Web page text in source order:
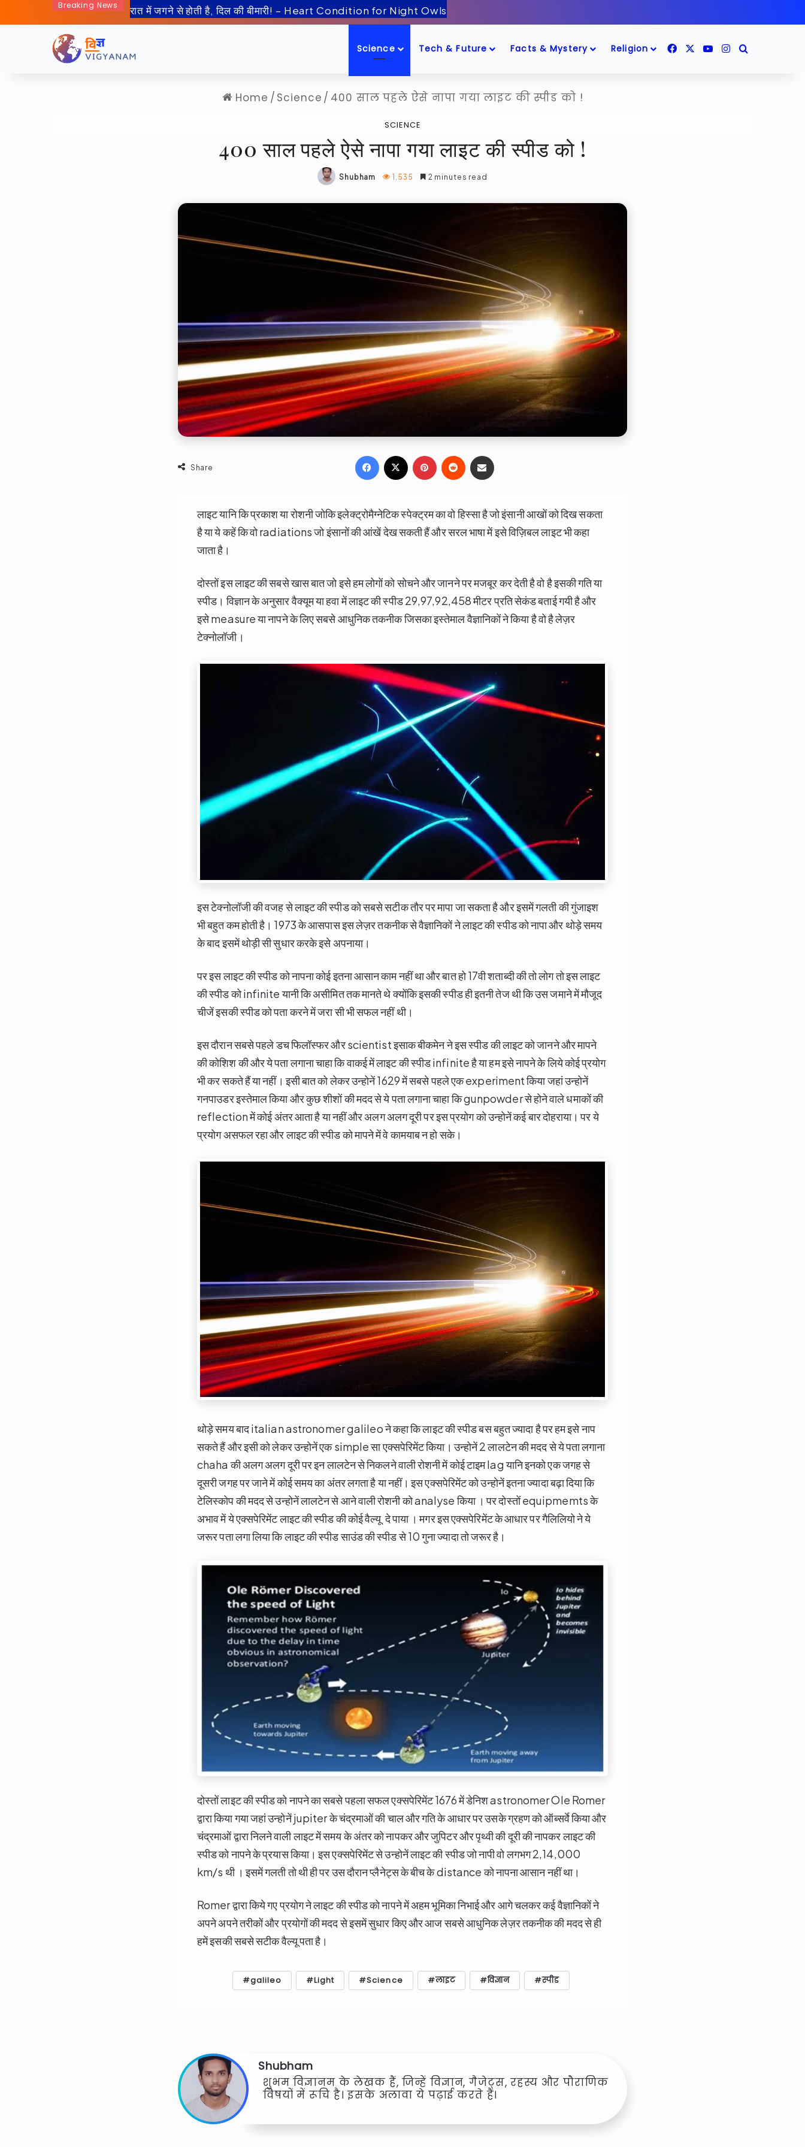
Breaking News 50 साल बाद इंसान जा रहा हैं चाँद के पास! – Artemis-2 Mission Launch
Science Tech & Future Facts & Mystery Religion FacebookYouTubeInstagram
Home / Science / 400 साल पहले ऐसे नापा गया लाइट की स्पीड को !
SCIENCE
400 साल पहले ऐसे नापा गया लाइट की स्पीड को !
Shubham 1,535 2 minutes read
Share
Facebook Pinterest
Reddit
लाइट यानि कि प्रकाश या रोशनी जोकि इलेक्ट्रोमैग्नेटिक स्पेक्ट्रम का वो हिस्सा है जो इंसानी आखों को दिख सकता
है या ये कहें कि वो radiations जो इंसानों की आंखें देख सकती हैं और सरल भाषा में इसे विज़िबल लाइट भी कहा
जाता है।
दोस्तों इस लाइट की सबसे खास बात जो इसे हम लोगों को सोचने और जानने पर मजबूर कर देती है वो है इसकी गति या
स्पीड। विज्ञान के अनुसार वैक्यूम या हवा में लाइट की स्पीड 29,97,92,458 मीटर प्रति सेकंड बताई गयी है और
इसे measure या नापने के लिए सबसे आधुनिक तकनीक जिसका इस्तेमाल वैज्ञानिकों ने किया है वो है लेज़र
टेक्नोलॉजी।
इस टेक्नोलॉजी की वजह से लाइट की स्पीड को सबसे सटीक तौर पर मापा जा सकता है और इसमें गलती की गुंजाइश
भी बहुत कम होती है। 1973 के आसपास इस लेज़र तकनीक से वैज्ञानिकों ने लाइट की स्पीड को नापा और थोड़े समय
के बाद इसमें थोड़ी सी सुधार करके इसे अपनाया।
पर इस लाइट की स्पीड को नापना कोई इतना आसान काम नहीं था और बात हो 17वी शताब्दी की तो लोग तो इस लाइट
की स्पीड को infinite यानी कि असीमित तक मानते थे क्योंकि इसकी स्पीड ही इतनी तेज थी कि उस जमाने में मौजूद
चीजें इसकी स्पीड को पता करने में जरा सी भी सफल नहीं थी।
इस दौरान सबसे पहले डच फिलॉस्फर और scientist इसाक बीकमेन ने इस स्पीड की लाइट को जानने और मापने
की कोशिश की और ये पता लगाना चाहा कि वाकई में लाइट की स्पीड infinite है या हम इसे नापने के लिये कोई प्रयोग
भी कर सकते हैं या नहीं। इसी बात को लेकर उन्होनें 1629 में सबसे पहले एक experiment किया जहां उन्होनें
गनपाउडर इस्तेमाल किया और कुछ शीशों की मदद से ये पता लगाना चाहा कि gunpowder से होने वाले धमाकों की
reflection में कोई अंतर आता है या नहीं और अलग अलग दूरी पर इस प्रयोग को उन्होनें कई बार दोहराया। पर ये
प्रयोग असफल रहा और लाइट की स्पीड को मापने में वे कामयाब न हो सके।
थोड़े समय बाद italian astronomer galileo ने कहा कि लाइट की स्पीड बस बहुत ज्यादा है पर हम इसे नाप
सकते हैं और इसी को लेकर उन्होनें एक simple सा एक्सपेरिमेंट किया। उन्होनें 2 लालटेन की मदद से ये पता लगाना
chaha की अलग अलग दूरी पर इन लालटेन से निकलने वाली रोशनी में कोई टाइम lag यानि इनको एक जगह से
दूसरी जगह पर जाने में कोई समय का अंतर लगता है या नहीं। इस एक्सपेरिमेंट को उन्होनें इतना ज्यादा बढ़ा दिया कि
टेलिस्कोप की मदद से उन्होनें लालटेन से आने वाली रोशनी को analyse किया । पर दोस्तों equipmemts के
अभाव में ये एक्सपेरिमेंट लाइट की स्पीड की कोई वैल्यू दे पाया । मगर इस एक्सपेरिमेंट के आधार पर गैलिलियो ने ये
जरूर पता लगा लिया कि लाइट की स्पीड साउंड की स्पीड से 10 गुना ज्यादा तो जरूर है।
दोस्तों लाइट की स्पीड को नापने का सबसे पहला सफल एक्सपेरिमेंट 1676 में डेनिश astronomer Ole Romer
द्वारा किया गया जहां उन्होनें jupiter के चंद्रमाओं की चाल और गति के आधार पर उसके ग्रहण को ऑब्सर्वे किया और
चंद्रमाओं द्वारा निलने वाली लाइट में समय के अंतर को नापकर और जुपिटर और पृथ्वी की दूरी की नापकर लाइट की
स्पीड को नापने के प्रयास किया। इस एक्सपेरिमेंट से उन्होनें लाइट की स्पीड जो नापी वो लगभग 2,14,000
km/s थी । इसमें गलती तो थी ही पर उस दौरान प्लैनेट्स के बीच के distance को नापना आसान नहीं था।
Romer द्वारा किये गए प्रयोग ने लाइट की स्पीड को नापने में अहम भूमिका निभाई और आगे चलकर कई वैज्ञानिकों ने
अपने अपने तरीकों और प्रयोगों की मदद से इसमें सुधार किए और आज सबसे आधुनिक लेज़र तकनीक की मदद से ही
हमें इसकी सबसे सटीक वैल्यू पता है।
galileo Light Science लाइट विज्ञान स्पीड
Shubham
शुभम विज्ञानम के लेखक हैं, जिन्हें विज्ञान, गैजेट्स, रहस्य और पौराणिक
विषयों में रूचि है। इसके अलावा ये पढ़ाई करते हैं।